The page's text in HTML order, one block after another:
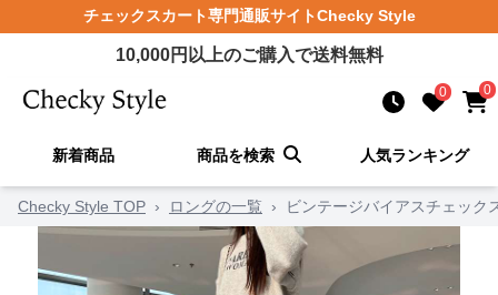
チェックスカート専門通販サイトChecky Style
10,000円以上のご購入で送料無料
0 0
新着商品 商品を検索 人気ランキング
Checky Style TOP › ロングの一覧 › ビンテージバイアスチェック